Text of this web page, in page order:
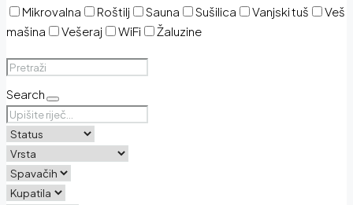
Mikrovalna
Roštilj Sauna Sušilica Vanjski tuš
Veš
mašina
Vešeraj WiFi Žaluzine
Search